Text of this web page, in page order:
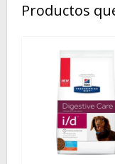
Productos